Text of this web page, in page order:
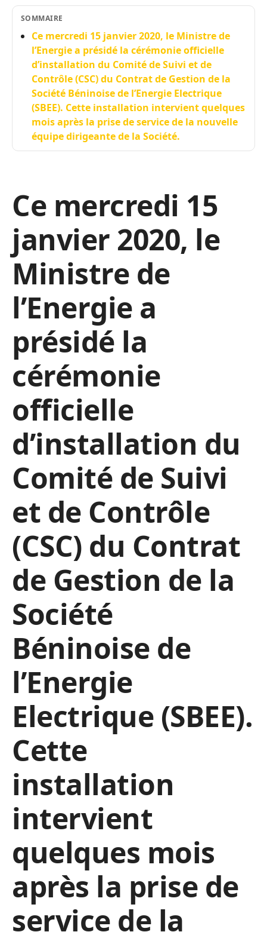
SOMMAIRE
Ce mercredi 15 janvier 2020, le Ministre de
l’Energie a présidé la cérémonie officielle
d’installation du Comité de Suivi et de
Contrôle (CSC) du Contrat de Gestion de la
Société Béninoise de l’Energie Electrique
(SBEE). Cette installation intervient quelques
mois après la prise de service de la nouvelle
équipe dirigeante de la Société.
Ce mercredi 15
janvier 2020, le
Ministre de
l’Energie a
présidé la
cérémonie
officielle
d’installation du
Comité de Suivi
et de Contrôle
(CSC) du Contrat
de Gestion de la
Société
Béninoise de
l’Energie
Electrique (SBEE).
Cette
installation
intervient
quelques mois
après la prise de
service de la